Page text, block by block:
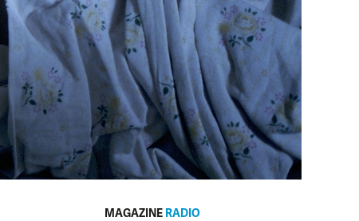
MAGAZINE RADIO